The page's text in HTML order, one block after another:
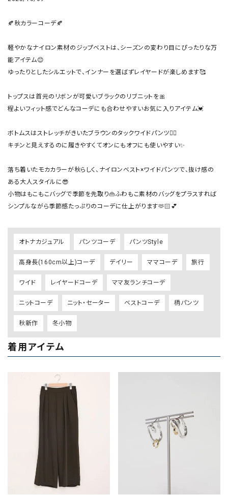
🍂秋カラーコーデ🍂
軽やかなナイロン素材のジップベストは、シーズンの変わり目にぴったりな万
能アイテム😊
ゆったりとしたシルエットで、インナーを選ばずレイヤードが楽しめます🥰
トップスは首元のリボンが可愛いブラックのリブニットを🎀
程よいフィット感でどんなコーデにも合わせやすいお気に入りアイテム💓
ボトムスはストレッチがきいたブラウンのタックワイドパンツ👯‍♀️
キチンと見えするのに履きやすくてオンにもオフにも使いやすい✨
落ち着いたモカカラーが秋らしく、ナイロンベスト×ワイドパンツで、抜け感の
ある大人スタイルに😎
小物はもこもこバッグで季節を先取り👜ふわもこ素材のバッグをプラスすれば
シンプルながら季節感たっぷりのコーデに仕上がります🫶🏻💕
オトナカジュアル パンツコーデ パンツStyle
高身長(160cm以上)コーデ デイリー ママコーデ 旅行
ワイド レイヤードコーデ ママ友ランチコーデ
ニットコーデ ニット・セーター ベストコーデ 柄パンツ
秋新作 冬小物
着用アイテム